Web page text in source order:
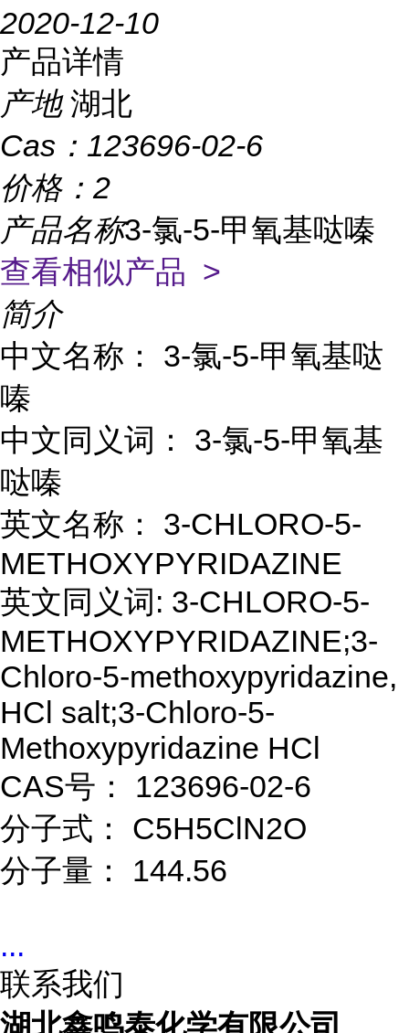
2020-12-10
产品详情
产地 湖北
Cas： 123696-02-6
价格： 2
产品名称3-氯-5-甲氧基哒嗪
查看相似产品 >
简介
中文名称： 3-氯-5-甲氧基哒
嗪
中文同义词： 3-氯-5-甲氧基
哒嗪
英文名称： 3-CHLORO-5-
METHOXYPYRIDAZINE
英文同义词: 3-CHLORO-5-
METHOXYPYRIDAZINE;3-
Chloro-5-methoxypyridazine,
HCl salt;3-Chloro-5-
Methoxypyridazine HCl
CAS号： 123696-02-6
分子式： C5H5ClN2O
分子量： 144.56
...
联系我们
湖北鑫鸣泰化学有限公司